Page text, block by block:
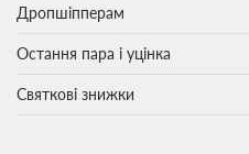
Дропшіпперам
Остання пара і уцінка
Святкові знижки